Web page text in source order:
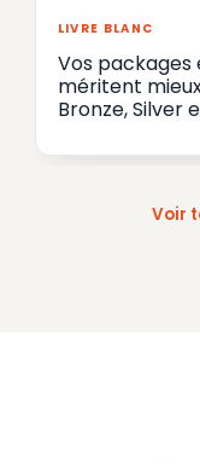
LIVRE BLANC
Vos packages
méritent
Bronze, Silver
Voir